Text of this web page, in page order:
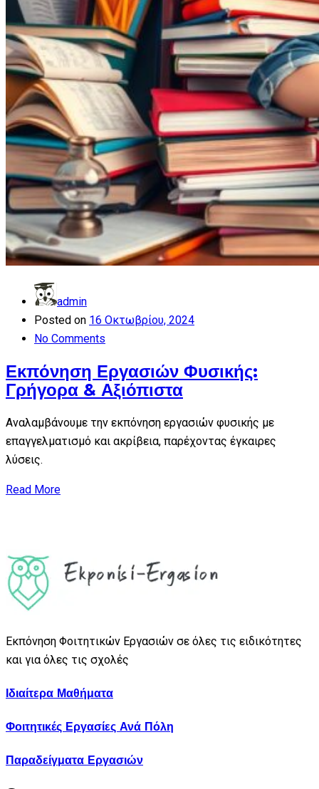
admin
Posted on 16 Οκτωβρίου, 2024
No Comments
Εκπόνηση Εργασιών Φυσικής:
Γρήγορα & Αξιόπιστα
Αναλαμβάνουμε την εκπόνηση εργασιών φυσικής με
επαγγελματισμό και ακρίβεια, παρέχοντας έγκαιρες
λύσεις.
Read More
Εκπόνηση Φοιτητικών Εργασιών σε όλες τις ειδικότητες
και για όλες τις σχολές
Ιδιαίτερα Μαθήματα
Φοιτητικές Εργασίες Ανά Πόλη
Παραδείγματα Εργασιών